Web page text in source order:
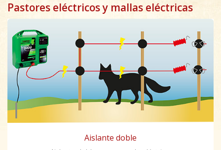
Pastores eléctricos y mallas eléctricas
Aislante doble